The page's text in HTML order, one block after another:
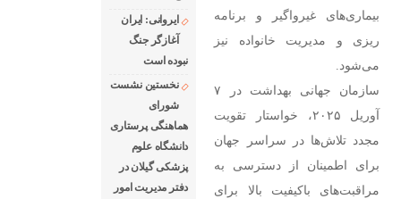
بیماری‌های غیرواگیر و برنامه
ریزی و مدیریت خانواده نیز
می‌شود.
سازمان جهانی بهداشت در ۷
آوریل ۲۰۲۵، خواستار تقویت
مجدد تلاش‌ها در سراسر جهان
برای اطمینان از دسترسی به
مراقبت‌های باکیفیت بالا برای
ایروانی: ایران
آغازگر جنگ
نبوده است
نخستین نشست
شورای
هماهنگی پرستاری
دانشگاه علوم
پزشکی گیلان در
دفتر مدیریت امور